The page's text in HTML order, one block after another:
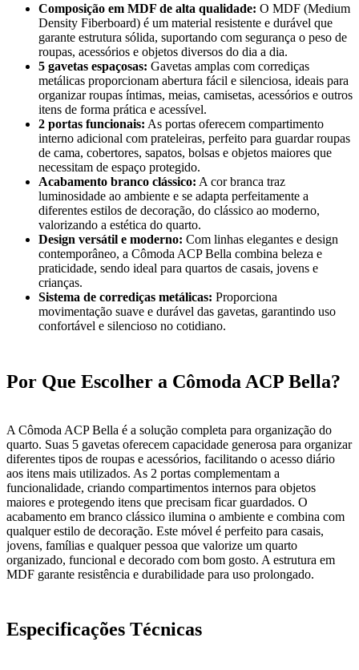
Composição em MDF de alta qualidade: O MDF (Medium
Density Fiberboard) é um material resistente e durável que
garante estrutura sólida, suportando com segurança o peso de
roupas, acessórios e objetos diversos do dia a dia.
5 gavetas espaçosas: Gavetas amplas com corrediças
metálicas proporcionam abertura fácil e silenciosa, ideais para
organizar roupas íntimas, meias, camisetas, acessórios e outros
itens de forma prática e acessível.
2 portas funcionais: As portas oferecem compartimento
interno adicional com prateleiras, perfeito para guardar roupas
de cama, cobertores, sapatos, bolsas e objetos maiores que
necessitam de espaço protegido.
Acabamento branco clássico: A cor branca traz
luminosidade ao ambiente e se adapta perfeitamente a
diferentes estilos de decoração, do clássico ao moderno,
valorizando a estética do quarto.
Design versátil e moderno: Com linhas elegantes e design
contemporâneo, a Cômoda ACP Bella combina beleza e
praticidade, sendo ideal para quartos de casais, jovens e
crianças.
Sistema de corrediças metálicas: Proporciona
movimentação suave e durável das gavetas, garantindo uso
confortável e silencioso no cotidiano.
Por Que Escolher a Cômoda ACP Bella?
A Cômoda ACP Bella é a solução completa para organização do
quarto. Suas 5 gavetas oferecem capacidade generosa para organizar
diferentes tipos de roupas e acessórios, facilitando o acesso diário
aos itens mais utilizados. As 2 portas complementam a
funcionalidade, criando compartimentos internos para objetos
maiores e protegendo itens que precisam ficar guardados. O
acabamento em branco clássico ilumina o ambiente e combina com
qualquer estilo de decoração. Este móvel é perfeito para casais,
jovens, famílias e qualquer pessoa que valorize um quarto
organizado, funcional e decorado com bom gosto. A estrutura em
MDF garante resistência e durabilidade para uso prolongado.
Especificações Técnicas